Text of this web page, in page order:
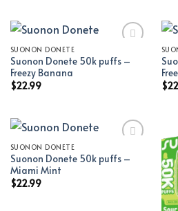
Add to wishlist
SUONON DONETE
Suonon Donete 50k puffs –
Freezy Banana
$22.99
$
Add to wishlist
SUONON DONETE
Suonon Donete 50k puffs –
Miami Mint
$22.99